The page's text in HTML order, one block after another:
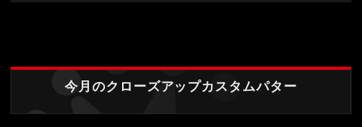
今月のクローズアップカスタムパター